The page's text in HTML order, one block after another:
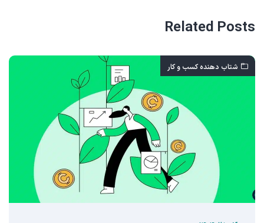
Related Posts
شتاب دهنده کسب و کار